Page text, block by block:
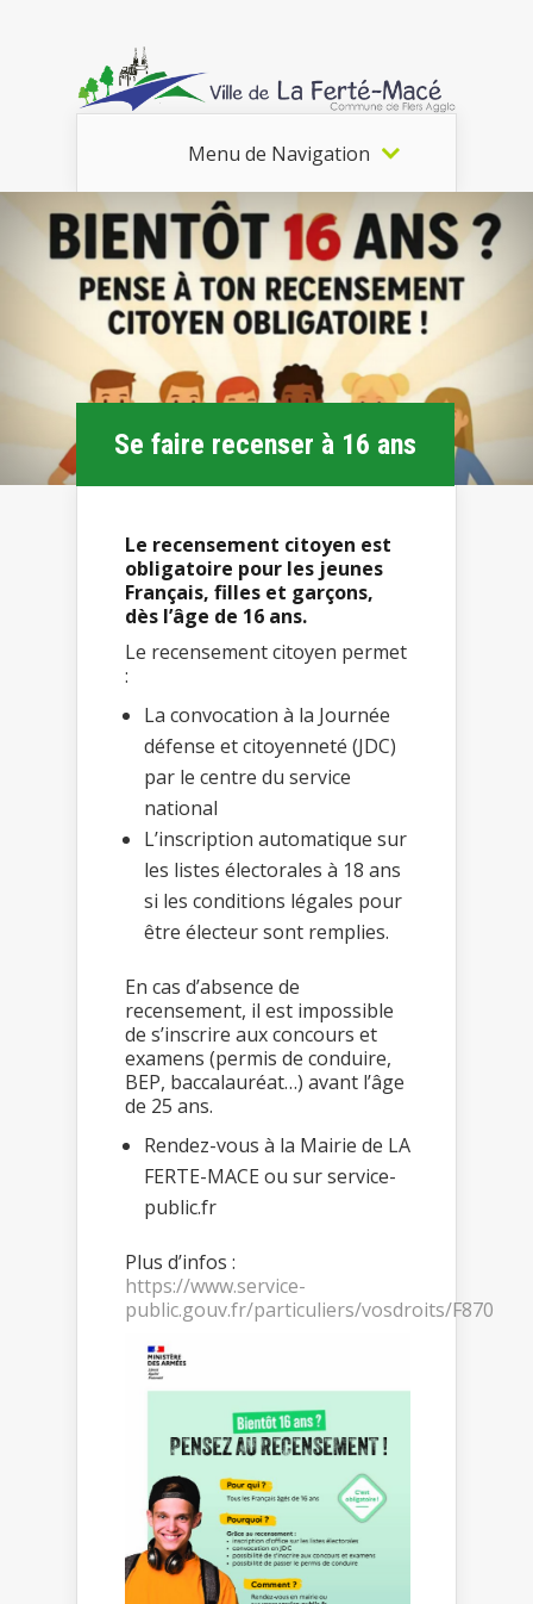
Menu de Navigation
Se faire recenser à 16 ans
Le recensement citoyen est
obligatoire pour les jeunes
Français, filles et garçons,
dès l’âge de 16 ans.
Le recensement citoyen permet
:
La convocation à la Journée
défense et citoyenneté (JDC)
par le centre du service
national
L’inscription automatique sur
les listes électorales à 18 ans
si les conditions légales pour
être électeur sont remplies.
En cas d’absence de
recensement, il est impossible
de s’inscrire aux concours et
examens (permis de conduire,
BEP, baccalauréat…) avant l’âge
de 25 ans.
Rendez-vous à la Mairie de LA
FERTE-MACE ou sur service-
public.fr
Plus d’infos :
https://www.service-
public.gouv.fr/particuliers/vosdroits/F870